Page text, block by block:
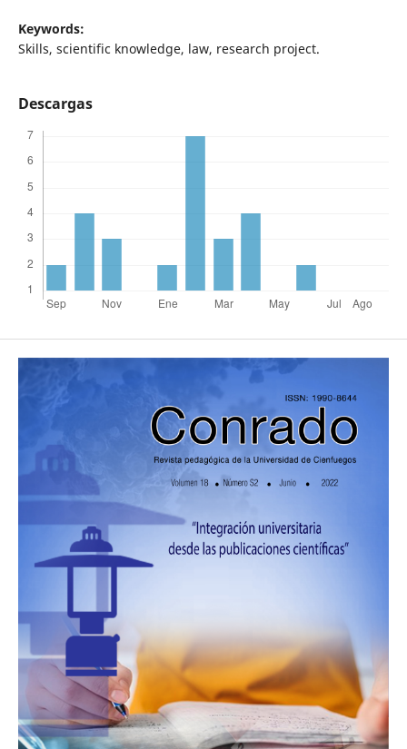
Keywords:
Skills, scientific knowledge, law, research project.
Descargas